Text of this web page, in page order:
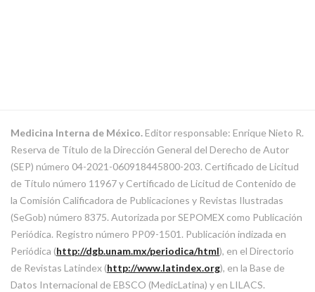
Medicina Interna de México.Editor responsable: Enrique Nieto R.
Reserva de Título de la Dirección General del Derecho de Autor
(SEP) número 04-2021-060918445800-203. Certificado de Licitud
de Título número 11967 y Certificado de Licitud de Contenido de
la Comisión Calificadora de Publicaciones y Revistas Ilustradas
(SeGob) número 8375. Autorizada por SEPOMEX como Publicación
Periódica. Registro número PP09-1501. Publicación indizada en
Periódica (http://dgb.unam.mx/periodica/html), en el Directorio
de Revistas Latindex (http://www.latindex.org), en la Base de
Datos Internacional de EBSCO (MedicLatina) y en LILACS.